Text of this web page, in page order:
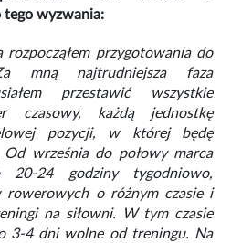
tego wyzwania:
rozpocząłem przygotowania do
mną najtrudniejsza faza
przestawić wszystkie
czasowy, każdą jednostkę
pozycji, w której będę
Od września do połowy marca
20-24 godziny tygodniowo,
rowerowych o różnym czasie i
na siłowni. W tym czasie
3-4 dni wolne od treningu. Na